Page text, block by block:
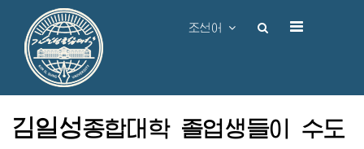
조선어
김일성종합대학 졸업생들이 수도